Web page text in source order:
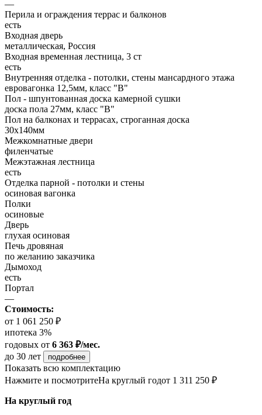
—
Перила и ограждения террас и балконов
есть
Входная дверь
металлическая, Россия
Входная временная лестница, 3 ст
есть
Внутренняя отделка - потолки, стены мансардного этажа
евровагонка 12,5мм, класс "В"
Пол - шпунтованная доска камерной сушки
доска пола 27мм, класс "B"
Пол на балконах и террасах, строганная доска
30x140мм
Межкомнатные двери
филенчатые
Межэтажная лестница
есть
Отделка парной - потолки и стены
осиновая вагонка
Полки
осиновые
Дверь
глухая осиновая
Печь дровяная
по желанию заказчика
Дымоход
есть
Портал
—
Стоимость:
от 1 061 250 ₽
ипотека 3%
годовых от 6 363 ₽/мес.
до 30 лет
подробнее
Показать всю комплектацию
Нажмите и посмотритеНа круглый годот 1 311 250 ₽
На круглый год